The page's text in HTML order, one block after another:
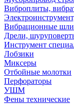
Виброплиты,
Вибрационные
Дрели,
Инструмент
Лобзики
Миксеры
Отбойные молотки
Перфораторы
УШМ
Фены технические